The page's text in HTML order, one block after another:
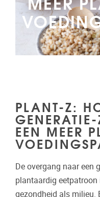
PLANT-Z:
EEN MEER
De overgang naar een
plantaardig eetpatroon
gezondheid als milieu.